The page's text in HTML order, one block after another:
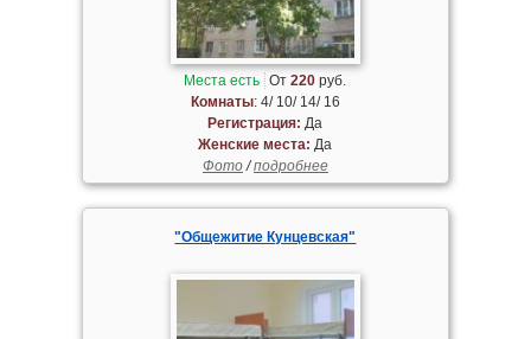
Места есть От220 руб.
Комнаты: 4/ 10/ 14/ 16
Регистрация: Да
Женские места: Да
Фото/подробнее
"Общежитие Кунцевская"